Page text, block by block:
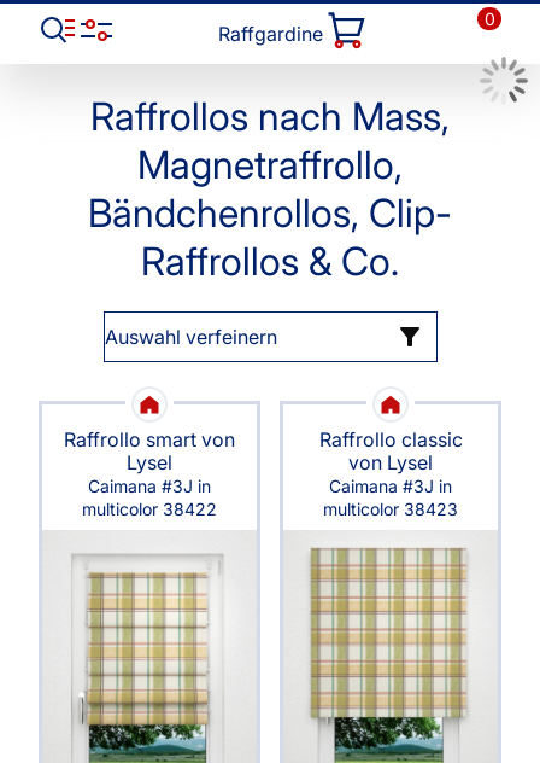
Raffgardine
0
Raffrollos nach Mass,
Magnetraffrollo,
Bändchenrollos, Clip-
Raffrollos & Co.
Auswahl verfeinern
Raffrollo smart von
Lysel
Caimana #3J in
multicolor 38422
Raffrollo classic
von Lysel
Caimana #3J in
multicolor 38423